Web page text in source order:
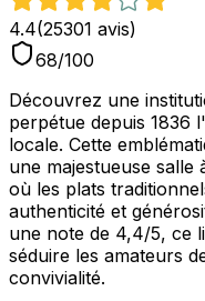
4.4(25301 avis)
68/100
Découvrez une
perpétue depuis 1836
locale. Cette
une majestueuse
où les plats
authenticité et
une note de 4,4/5, ce
séduire les amateurs
convivialité.